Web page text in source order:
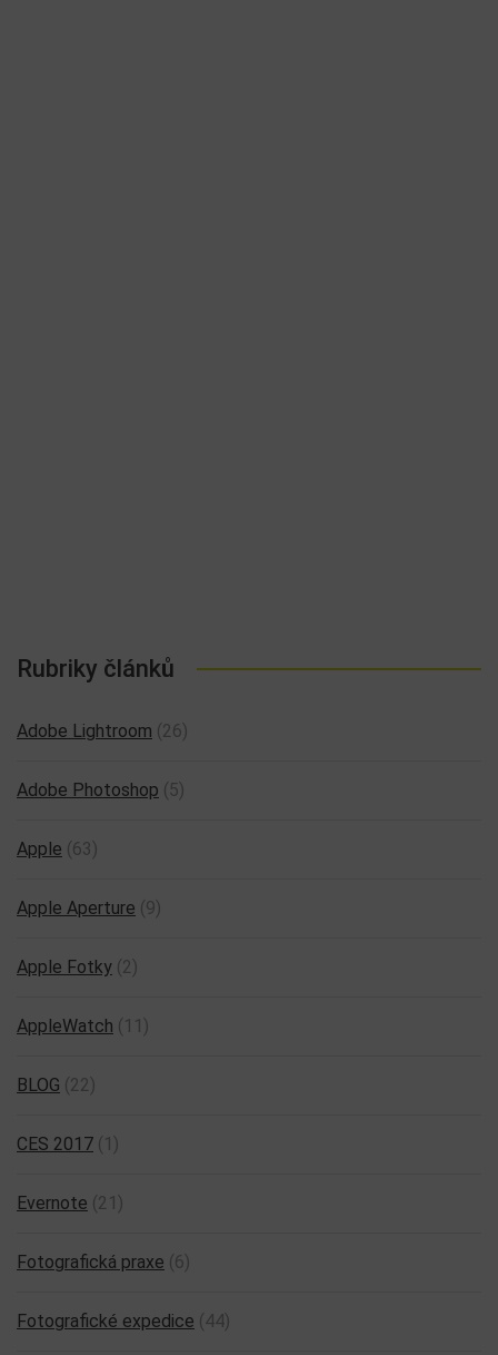
Rubriky článků
Adobe Lightroom (26)
Adobe Photoshop (5)
Apple (63)
Apple Aperture (9)
Apple Fotky (2)
AppleWatch (11)
BLOG (22)
CES 2017 (1)
Evernote (21)
Fotografická praxe (6)
Fotografické expedice (44)